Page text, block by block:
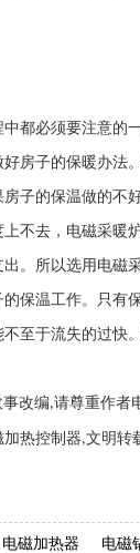
都必须要注意的
房子的保暖办法
子的保温做的不
不去，电磁采暖
。所以选用电磁
保温工作。只有
至于流失的过快
改编,请尊重作者
加热控制器,文明转
电磁加热器 电磁